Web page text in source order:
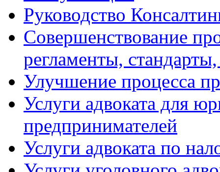
Руководство
Совершенствование
регламенты,
Улучшение процесса
Услуги адвоката для
предпринимателей
Услуги адвоката по